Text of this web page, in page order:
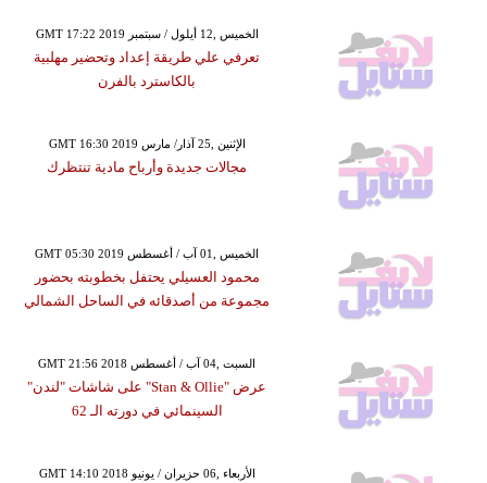
GMT 17:22 2019 الخميس ,12 أيلول / سبتمبر
تعرفي علي طريقة إعداد وتحضير مهلبية
بالكاسترد بالفرن
GMT 16:30 2019 الإثنين ,25 آذار/ مارس
مجالات جديدة وأرباح مادية تنتظرك
GMT 05:30 2019 الخميس ,01 آب / أغسطس
محمود العسيلي يحتفل بخطوبته بحضور
مجموعة من أصدقائه في الساحل الشمالي
GMT 21:56 2018 السبت ,04 آب / أغسطس
عرض "Stan & Ollie" على شاشات "لندن"
السينمائي في دورته الـ 62
GMT 14:10 2018 الأربعاء ,06 حزيران / يونيو